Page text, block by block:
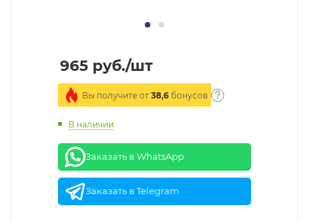
965 руб./шт
Вы получите от 38,6 бонусов
В наличии
Заказать в WhatsApp
Заказать в Telegram